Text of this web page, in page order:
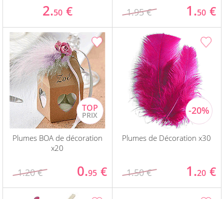
2.50 € 1.95 € 1.50 €
Plumes BOA de décoration
x20
1.20 € 0.95 €
Plumes de Décoration x30
1.50 € 1.20 €